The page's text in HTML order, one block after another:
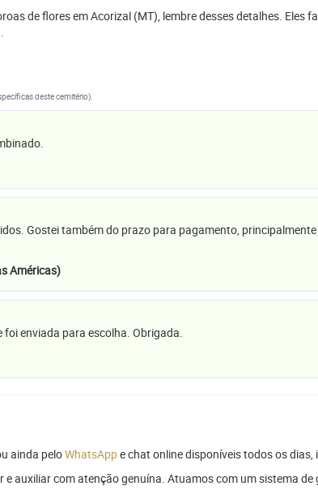
de flores em Acorizal (MT), lembre desses detalhes. Eles
deste cemitério).
Gostei também do prazo para pagamento,
Américas)
enviada para escolha. Obrigada.
ainda peloWhatsAppe chat online disponíveis todos os dias,
auxiliar com atenção genuína. Atuamos com um sistema